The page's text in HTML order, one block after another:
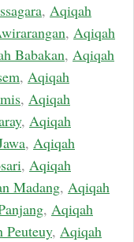
, Aqiqah
, Aqiqah
Babakan, Aqiqah
, Aqiqah
, Aqiqah
, Aqiqah
, Aqiqah
, Aqiqah
Madang, Aqiqah
, Aqiqah
Peuteuy, Aqiqah